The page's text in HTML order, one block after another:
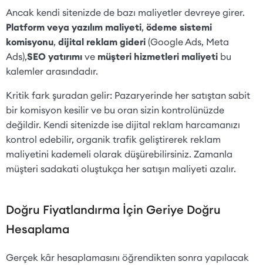
Ancak kendi sitenizde de bazı maliyetler devreye girer.
Platform veya yazılım maliyeti, ödeme sistemi
komisyonu, dijital reklam gideri (Google Ads, Meta
Ads),SEO yatırımı ve müşteri hizmetleri maliyeti bu
kalemler arasındadır.
Kritik fark şuradan gelir: Pazaryerinde her satıştan sabit
bir komisyon kesilir ve bu oran sizin kontrolünüzde
değildir. Kendi sitenizde ise dijital reklam harcamanızı
kontrol edebilir, organik trafik geliştirerek reklam
maliyetini kademeli olarak düşürebilirsiniz. Zamanla
müşteri sadakati oluştukça her satışın maliyeti azalır.
Doğru Fiyatlandırma İçin Geriye Doğru
Hesaplama
Gerçek kâr hesaplamasını öğrendikten sonra yapılacak